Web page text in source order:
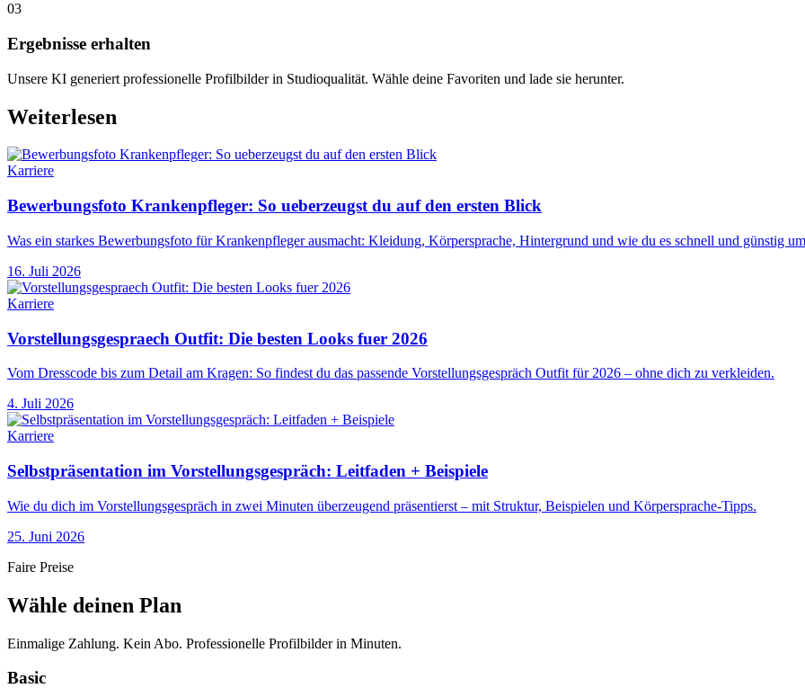
03
Ergebnisse erhalten
Unsere KI generiert professionelle Profilbilder in Studioqualität. Wähle deine Favoriten und lade sie herunter.
Weiterlesen
Karriere
Bewerbungsfoto Krankenpfleger: So ueberzeugst du auf den ersten Blick
Was ein starkes Bewerbungsfoto für Krankenpfleger ausmacht: Kleidung, Körpersprache, Hintergrund und wie du es schnell und günstig
16. Juli 2026
Karriere
Vorstellungsgespraech Outfit: Die besten Looks fuer 2026
Vom Dresscode bis zum Detail am Kragen: So findest du das passende Vorstellungsgespräch Outfit für 2026 – ohne dich zu verkleiden.
4. Juli 2026
Karriere
Selbstpräsentation im Vorstellungsgespräch: Leitfaden + Beispiele
Wie du dich im Vorstellungsgespräch in zwei Minuten überzeugend präsentierst – mit Struktur, Beispielen und Körpersprache-Tipps.
25. Juni 2026
Faire Preise
Wähle deinen Plan
Einmalige Zahlung. Kein Abo. Professionelle Profilbilder in Minuten.
Basic